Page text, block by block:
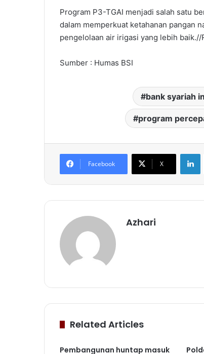
Program P3-TGAI menjadi salah satu
dalam memperkuat ketahanan pangan
pengelolaan air irigasi yang lebih baik.//
Sumber : Humas BSI
bank syariah
program
Facebook X
Azhari
Related Articles
Pembangunan huntap masuk